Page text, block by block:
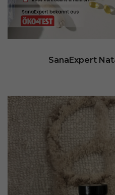
SanaExpert